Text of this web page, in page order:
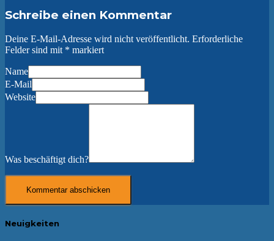
Schreibe einen Kommentar
Deine E-Mail-Adresse wird nicht veröffentlicht. Erforderliche
Felder sind mit * markiert
Name
E-Mail
Website
Was beschäftigt dich?
Neuigkeiten